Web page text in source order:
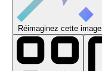
Réimaginez cette image